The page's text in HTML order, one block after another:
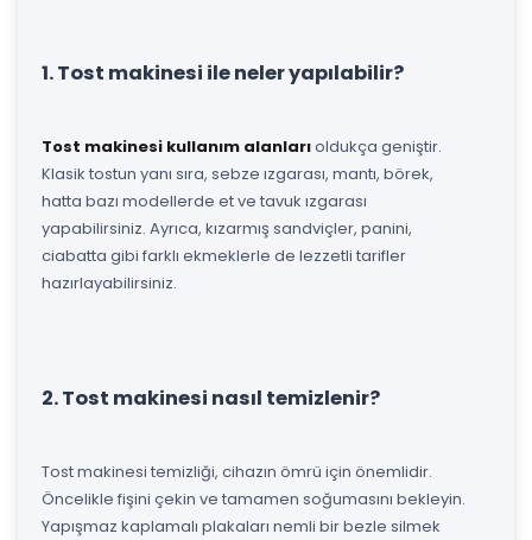
1. Tost makinesi ile neler yapılabilir?
Tost makinesi kullanım alanlarıoldukça geniştir.
Klasik tostun yanı sıra, sebze ızgarası, mantı, börek,
hatta bazı modellerde et ve tavuk ızgarası
yapabilirsiniz. Ayrıca, kızarmış sandviçler, panini,
ciabatta gibi farklı ekmeklerle de lezzetli tarifler
hazırlayabilirsiniz.
2. Tost makinesi nasıl temizlenir?
Tost makinesi temizliği, cihazın ömrü için önemlidir.
Öncelikle fişini çekin ve tamamen soğumasını bekleyin.
Yapışmaz kaplamalı plakaları nemli bir bezle silmek